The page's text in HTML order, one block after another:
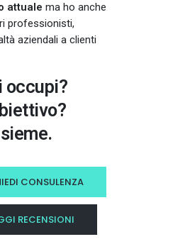
attuale ma ho anche
professionisti,
aziendali a clienti
occupi?
CONSULENZA
RECENSIONI